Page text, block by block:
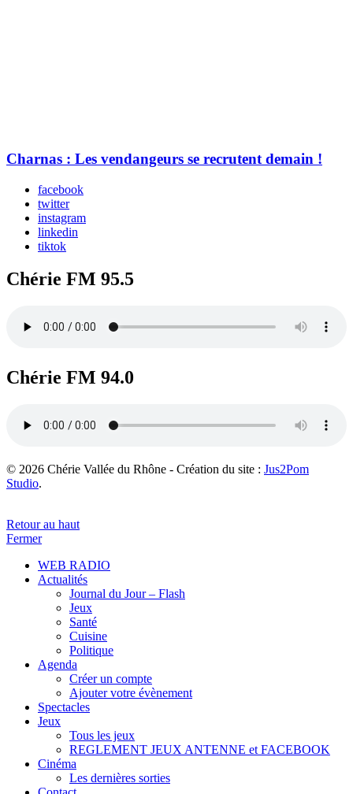
Charnas : Les vendangeurs se recrutent demain !
facebook
twitter
instagram
linkedin
tiktok
Chérie FM 95.5
Chérie FM 94.0
© 2026 Chérie Vallée du Rhône - Création du site : Jus2Pom
Studio.
Retour au haut
Fermer
WEB RADIO
Actualités
Journal du Jour – Flash
Jeux
Santé
Cuisine
Politique
Agenda
Créer un compte
Ajouter votre évènement
Spectacles
Jeux
Tous les jeux
REGLEMENT JEUX ANTENNE et FACEBOOK
Cinéma
Les dernières sorties